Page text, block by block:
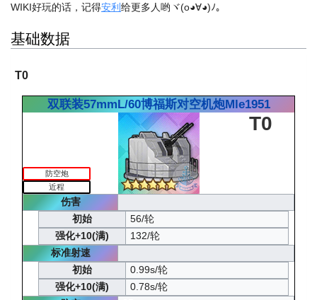
WIKI好玩的话，记得安利 给更多人哟ヾ(o◕∀◕)ﾉ。
基础数据
T0
双联装57mmL/60博福斯对空机炮Mle1951
防空炮
近程
T0
伤害
初始
56/轮
强化+10(满)
132/轮
标准射速
初始
0.99s/轮
强化+10(满)
0.78s/轮